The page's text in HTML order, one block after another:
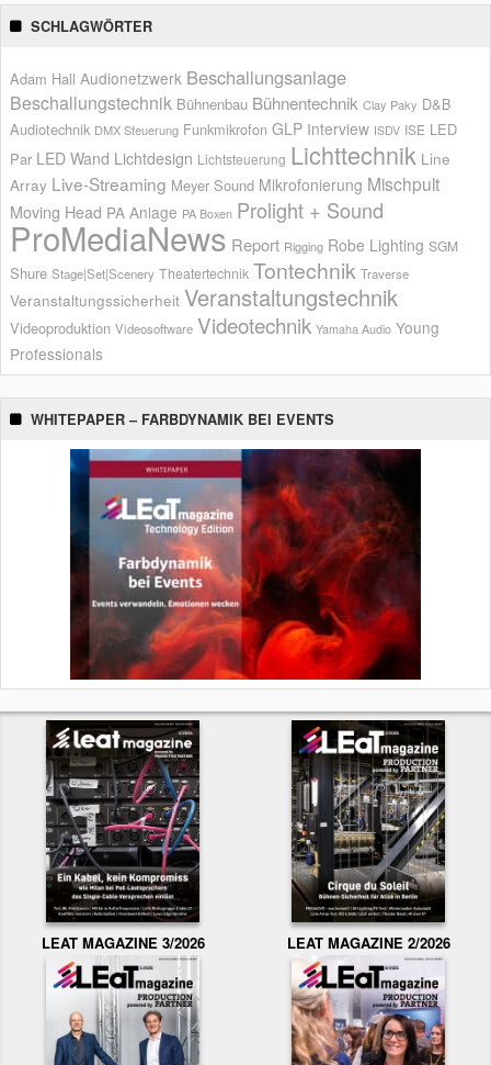
SCHLAGWÖRTER
Adam Hall Audionetzwerk Beschallungsanlage
Beschallungstechnik Bühnenbau Bühnentechnik Clay Paky D&B
Audiotechnik DMX Steuerung Funkmikrofon GLP Interview ISDV ISE LED
Par LED Wand Lichtdesign Lichtsteuerung Lichttechnik Line
Array Live-Streaming Meyer Sound Mikrofonierung Mischpult
Moving Head PA Anlage PA Boxen Prolight + Sound
ProMediaNews Report Rigging Robe Lighting SGM
Shure Stage|Set|Scenery Theatertechnik Tontechnik Traverse
Veranstaltungssicherheit Veranstaltungstechnik
Videoproduktion Videosoftware Videotechnik Yamaha Audio Young
Professionals
WHITEPAPER – FARBDYNAMIK BEI EVENTS
LEAT MAGAZINE 3/2026 LEAT MAGAZINE 2/2026